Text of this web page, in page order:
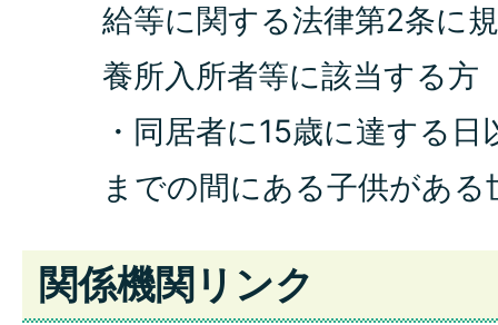
給等に関する法律第2条に
養所入所者等に該当する方
・同居者に15歳に達する
までの間にある子供がある
関係機関リンク